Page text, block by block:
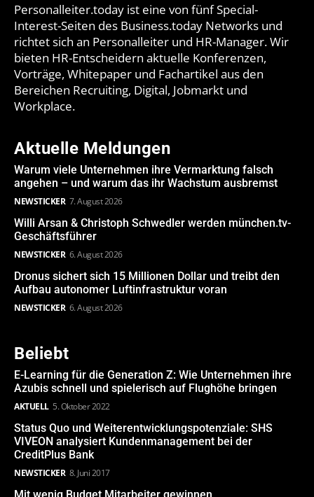
Personalleiter.today ist eine von fünf Special-
Interest-Seiten des Business.today Networks und
richtet sich an Personalleiter und HR-Manager. Wir
bieten HR-Entscheidern aktuelle Konferenzen,
Vorträge, Whitepaper und Fachartikel aus den
Bereichen Recruiting, Digital, Jobmarkt und
Workplace.
Aktuelle Meldungen
Warum viele Unternehmen ihre Vermarktung falsch
angehen – und warum das ihr Wachstum ausbremst
NEWSTICKER 7. August 2026
Willi Arsan & Christoph Schwedler werden münchen.tv-
Geschäftsführer
NEWSTICKER 6. August 2026
Dronus sichert sich 15 Millionen Dollar und treibt den
Aufbau autonomer Luftinfrastruktur voran
NEWSTICKER 6. August 2026
Beliebt
E-Learning für die Generation Z: Wie Unternehmen ihre
Azubis schnell und spielerisch auf Flughöhe bringen
AKTUELL 5. Oktober 2022
Status Quo und Weiterentwicklungspotenziale: SHS
VIVEON analysiert Kundenmanagement bei der
CreditPlus Bank
NEWSTICKER 8. Juni 2017
Mit wenig Budget Mitarbeiter gewinnen